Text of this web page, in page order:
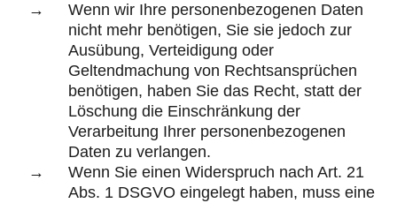
Wenn wir Ihre personenbezogenen Daten
nicht mehr benötigen, Sie sie jedoch zur
Ausübung, Verteidigung oder
Geltendmachung von Rechtsansprüchen
benötigen, haben Sie das Recht, statt der
Löschung die Einschränkung der
Verarbeitung Ihrer personenbezogenen
Daten zu verlangen.
Wenn Sie einen Widerspruch nach Art. 21
Abs. 1 DSGVO eingelegt haben, muss eine